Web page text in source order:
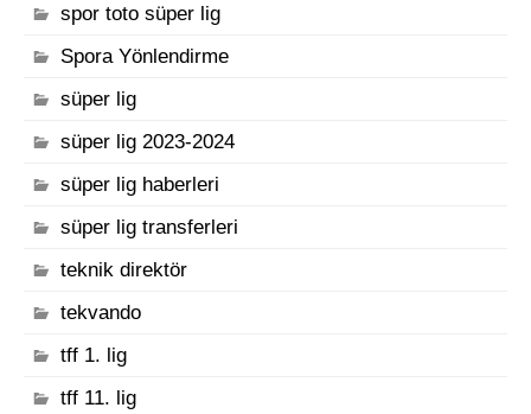
spor toto süper lig
Spora Yönlendirme
süper lig
süper lig 2023-2024
süper lig haberleri
süper lig transferleri
teknik direktör
tekvando
tff 1. lig
tff 11. lig